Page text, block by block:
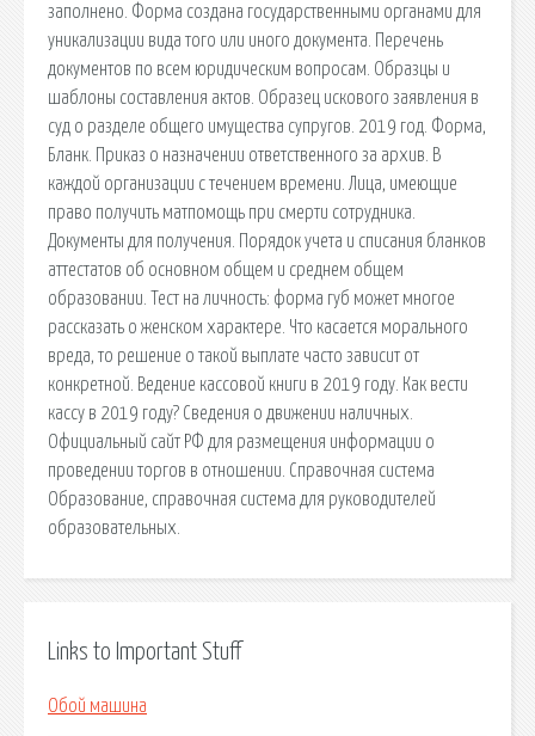
заполнено. Форма создана государственными органами для
уникализации вида того или иного документа. Перечень
документов по всем юридическим вопросам. Образцы и
шаблоны составления актов. Образец искового заявления в
суд о разделе общего имущества супругов. 2019 год. Форма,
Бланк. Приказ о назначении ответственного за архив. В
каждой организации с течением времени. Лица, имеющие
право получить матпомощь при смерти сотрудника.
Документы для получения. Порядок учета и списания бланков
аттестатов об основном общем и среднем общем
образовании. Тест на личность: форма губ может многое
рассказать о женском характере. Что касается морального
вреда, то решение о такой выплате часто зависит от
конкретной. Ведение кассовой книги в 2019 году. Как вести
кассу в 2019 году? Сведения о движении наличных.
Официальный сайт РФ для размещения информации о
проведении торгов в отношении. Справочная система
Образование, справочная система для руководителей
образовательных.
Links to Important Stuff
Обой машина